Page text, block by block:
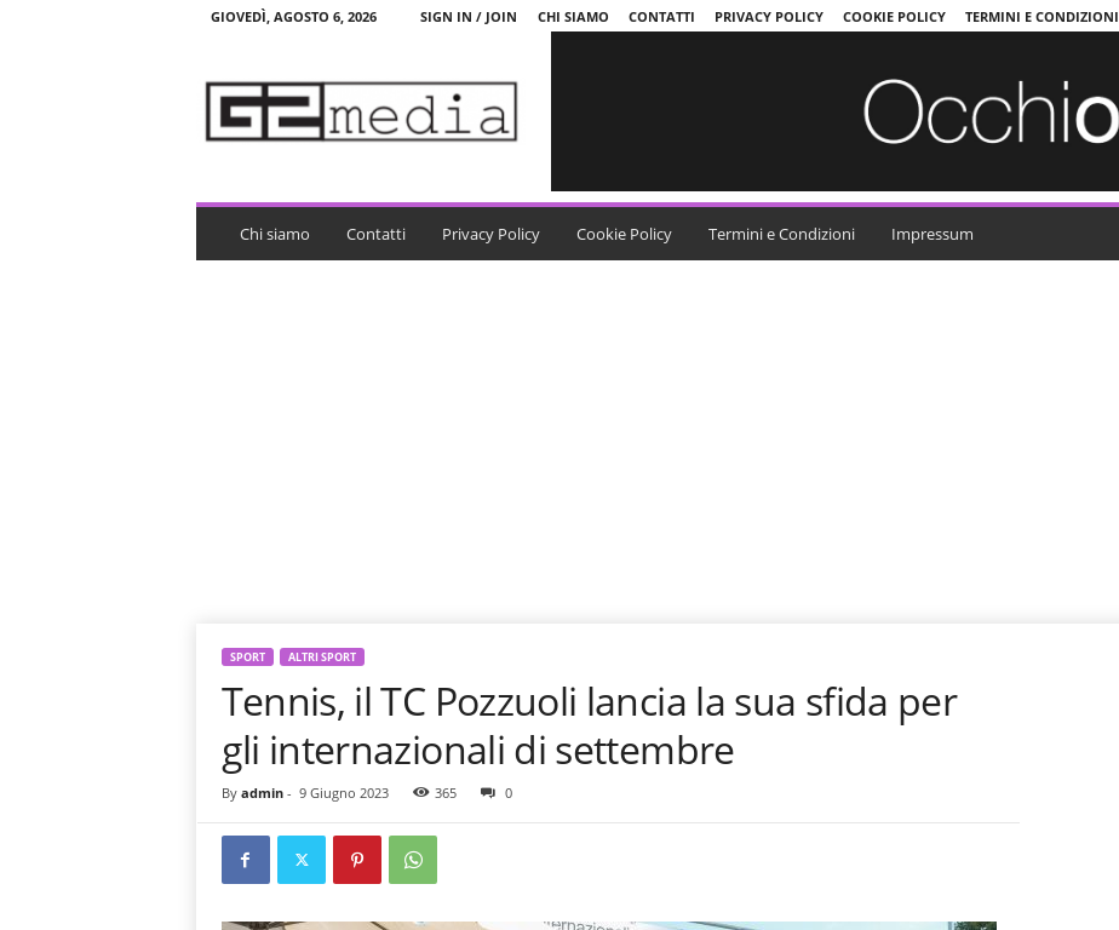
GIOVEDÌ, AGOSTO 6, 2026 SIGN IN / JOIN CHI SIAMO CONTATTI PRIVACY POLICY COOKIE POLICY TERMINI E CONDIZIONI
a
Chi siamo Contatti Privacy Policy Cookie Policy Termini e Condizioni Impressum
SPORT ALTRI SPORT
Tennis, il TC Pozzuoli lancia la sua sfida per
gli internazionali di settembre
By admin- 9 Giugno 2023 365 0